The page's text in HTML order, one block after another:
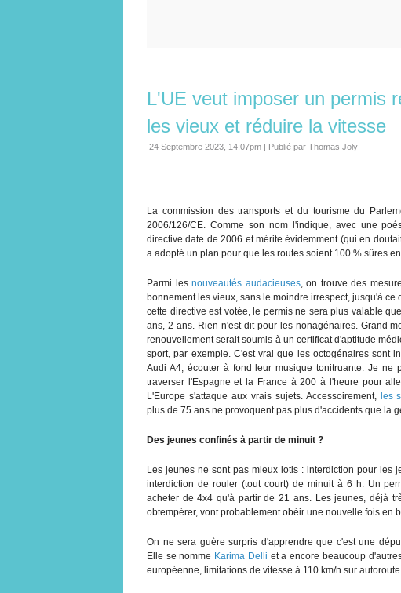
L'UE veut imposer un permis
les vieux et réduire la vitesse
24 Septembre 2023, 14:07pm | Publié par Thomas Joly
La commission des transports et du tourisme du
2006/126/CE. Comme son nom l'indique, avec une
directive date de 2006 et mérite évidemment (qui en
a adopté un plan pour que les routes soient 100 % sûres
Parmi lesnouveautés audacieuses, on trouve des
bonnement les vieux, sans le moindre irrespect, jusqu'à
cette directive est votée, le permis ne sera plus valable
ans, 2 ans. Rien n'est dit pour les nonagénaires. Grand
renouvellement serait soumis à un certificat d'aptitude
sport, par exemple. C'est vrai que les octogénaires sont
Audi A4, écouter à fond leur musique tonitruante. Je ne
traverser l'Espagne et la France à 200 à l'heure pour
L'Europe s'attaque aux vrais sujets. Accessoirement, les
plus de 75 ans ne provoquent pas plus d'accidents que la
Des jeunes confinés à partir de minuit ?
Les jeunes ne sont pas mieux lotis : interdiction pour les
interdiction de rouler (tout court) de minuit à 6 h. Un
acheter de 4x4 qu'à partir de 21 ans. Les jeunes, déjà
obtempérer, vont probablement obéir une nouvelle fois en
On ne sera guère surpris d'apprendre que c'est une
Elle se nomme Karima Delli et a encore beaucoup
européenne, limitations de vitesse à 110 km/h sur